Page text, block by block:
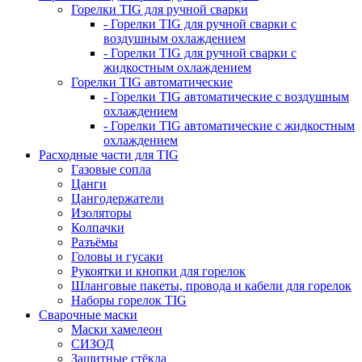
Горелки TIG для ручной сварки
- Горелки TIG для ручной сварки с
воздушным охлаждением
- Горелки TIG для ручной сварки с
жидкостным охлаждением
Горелки TIG автоматические
- Горелки TIG автоматические с воздушным
охлаждением
- Горелки TIG автоматические с жидкостным
охлаждением
Расходные части для TIG
Газовые сопла
Цанги
Цангодержатели
Изоляторы
Колпачки
Разъёмы
Головы и гусаки
Рукоятки и кнопки для горелок
Шланговые пакеты, провода и кабели для горелок
Наборы горелок TIG
Сварочные маски
Маски хамелеон
СИЗОД
Защитные стёкла